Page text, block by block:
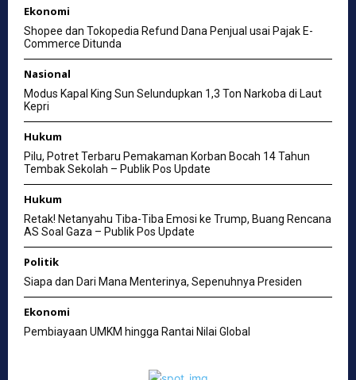
Ekonomi
Shopee dan Tokopedia Refund Dana Penjual usai Pajak E-
Commerce Ditunda
Nasional
Modus Kapal King Sun Selundupkan 1,3 Ton Narkoba di Laut
Kepri
Hukum
Pilu, Potret Terbaru Pemakaman Korban Bocah 14 Tahun
Tembak Sekolah – Publik Pos Update
Hukum
Retak! Netanyahu Tiba-Tiba Emosi ke Trump, Buang Rencana
AS Soal Gaza – Publik Pos Update
Politik
Siapa dan Dari Mana Menterinya, Sepenuhnya Presiden
Ekonomi
Pembiayaan UMKM hingga Rantai Nilai Global